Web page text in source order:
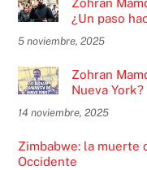
Zohran
¿Un paso
5 noviembre, 2025
Zohran
Nueva York?
14 noviembre, 2025
Zimbabwe: la muerte
Occidente